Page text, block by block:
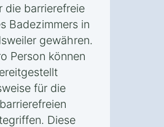
die barrierefreie
Badezimmers in
gewähren.
Person können
für die
Diese